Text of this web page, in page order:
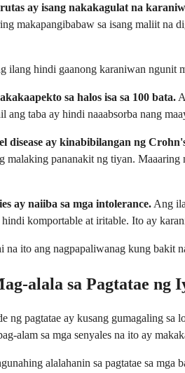
ay isang nakakagulat na
makapangibabaw sa isang maliit na
ilang hindi gaanong karaniwan ngunit
sa halos isa sa 100 bata.
ang taba ay hindi naaabsorba nang
disease ay kinabibilangan ng
malaking pananakit ng tiyan.
ay naiiba sa mga intolerance. Ang
komportable at iritable. Ito ay
na ito ang nagpapaliwanag kung bakit
alala sa Pagtatae ng
ng pagtatae ay kusang gumagaling
alam sa mga senyales na ito ay
alalahanin sa pagtatae sa